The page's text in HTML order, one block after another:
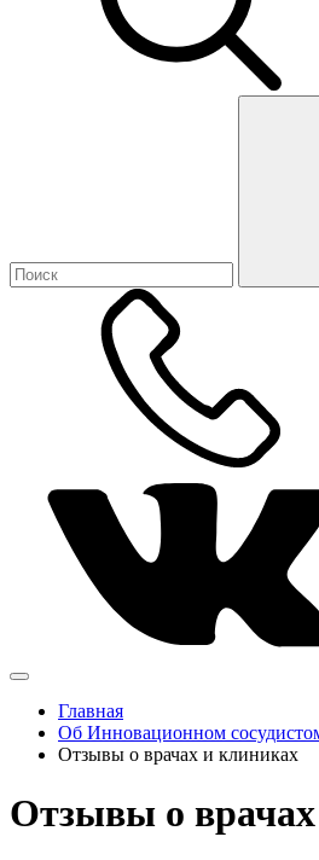
Главная
Об Инновационном
Отзывы о врачах и клиниках
Отзывы о